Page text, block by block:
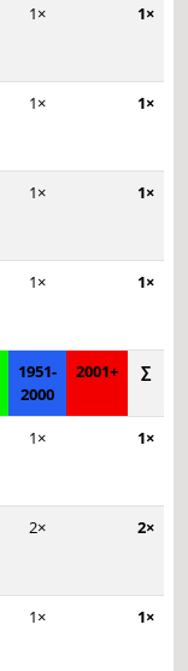
1× 1×
1× 1×
1× 1×
1× 1×
1951-
2000
2001+ ∑
1× 1×
2× 2×
1× 1×